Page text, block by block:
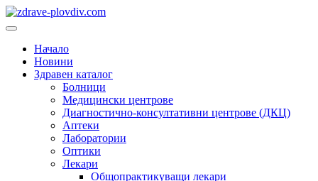
Преминете
към
Основно
Начало
Новини
Здравен каталог
Болници
Медицински центрове
Диагностично-консултативни центрове (ДКЦ)
Аптеки
Лаборатории
Оптики
Лекари
Общопрактикуващи лекари